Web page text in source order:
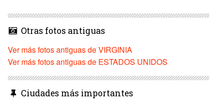
Otras fotos antiguas
Ver más fotos antiguas de VIRGINIA
Ver más fotos antiguas de ESTADOS UNIDOS
Ciudades más importantes